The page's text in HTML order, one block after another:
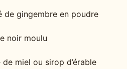
de gingembre en poudre
noir moulu
miel ou sirop d’érable